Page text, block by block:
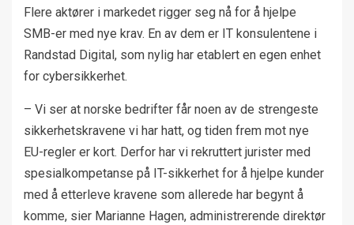
Flere aktører i markedet rigger seg nå for å hjelpe
SMB-er med nye krav. En av dem er IT konsulentene i
Randstad Digital, som nylig har etablert en egen enhet
for cybersikkerhet.
– Vi ser at norske bedrifter får noen av de strengeste
sikkerhetskravene vi har hatt, og tiden frem mot nye
EU-regler er kort. Derfor har vi rekruttert jurister med
spesialkompetanse på IT-sikkerhet for å hjelpe kunder
med å etterleve kravene som allerede har begynt å
komme, sier Marianne Hagen, administrerende direktør